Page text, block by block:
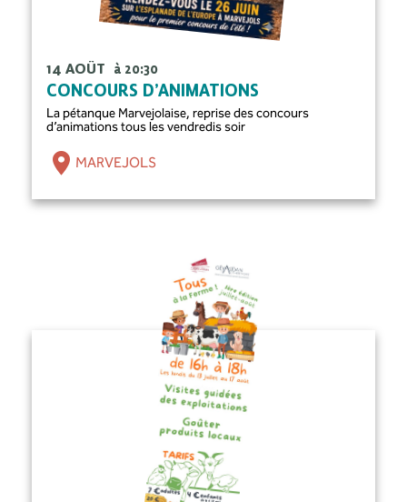
14 AOÛT à 20:30
CONCOURS D’ANIMATIONS
La pétanque Marvejolaise, reprise des concours
d’animations tous les vendredis soir
MARVEJOLS